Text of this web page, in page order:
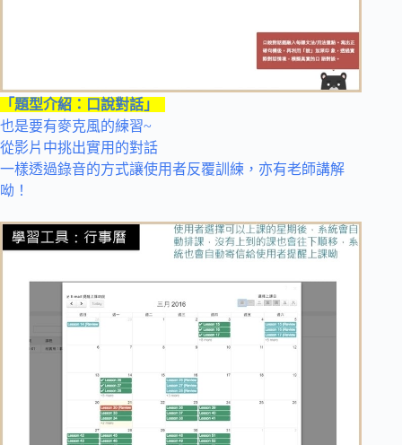
「題型介紹：口說對話」
也是要有麥克風的練習~
從影片中挑出實用的對話
一樣透過錄音的方式讓使用者反覆訓練，亦有老師講解
呦！